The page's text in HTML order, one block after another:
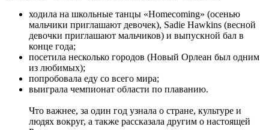
ходила на школьные танцы «Homecoming» (осенью
мальчики приглашают девочек), Sadie Hawkins (весной
девочки приглашают мальчиков) и выпускной бал в
конце года;
посетила несколько городов (Новый Орлеан был одним
из любимых);
попробовала еду со всего мира;
выиграла чемпионат области по плаванию.
Что важнее, за один год узнала о стране, культуре и
людях вокруг, а также рассказала другим о настоящей